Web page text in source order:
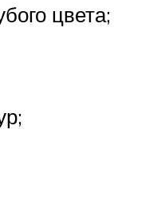
цвета;